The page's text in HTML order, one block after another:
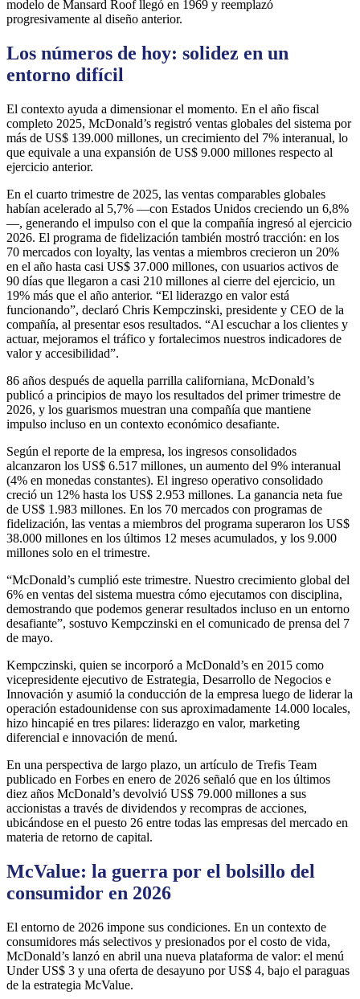
modelo de Mansard Roof llegó en 1969 y reemplazó
progresivamente al diseño anterior.
Los números de hoy: solidez en un
entorno difícil
El contexto ayuda a dimensionar el momento. En el año fiscal
completo 2025, McDonald’s registró ventas globales del sistema por
más de US$ 139.000 millones, un crecimiento del 7% interanual, lo
que equivale a una expansión de US$ 9.000 millones respecto al
ejercicio anterior.
En el cuarto trimestre de 2025, las ventas comparables globales
habían acelerado al 5,7% —con Estados Unidos creciendo un 6,8%
—, generando el impulso con el que la compañía ingresó al ejercicio
2026. El programa de fidelización también mostró tracción: en los
70 mercados con loyalty, las ventas a miembros crecieron un 20%
en el año hasta casi US$ 37.000 millones, con usuarios activos de
90 días que llegaron a casi 210 millones al cierre del ejercicio, un
19% más que el año anterior. “El liderazgo en valor está
funcionando”, declaró Chris Kempczinski, presidente y CEO de la
compañía, al presentar esos resultados. “Al escuchar a los clientes y
actuar, mejoramos el tráfico y fortalecimos nuestros indicadores de
valor y accesibilidad”.
86 años después de aquella parrilla californiana, McDonald’s
publicó a principios de mayo los resultados del primer trimestre de
2026, y los guarismos muestran una compañía que mantiene
impulso incluso en un contexto económico desafiante.
Según el reporte de la empresa, los ingresos consolidados
alcanzaron los US$ 6.517 millones, un aumento del 9% interanual
(4% en monedas constantes). El ingreso operativo consolidado
creció un 12% hasta los US$ 2.953 millones. La ganancia neta fue
de US$ 1.983 millones. En los 70 mercados con programas de
fidelización, las ventas a miembros del programa superaron los US$
38.000 millones en los últimos 12 meses acumulados, y los 9.000
millones solo en el trimestre.
“McDonald’s cumplió este trimestre. Nuestro crecimiento global del
6% en ventas del sistema muestra cómo ejecutamos con disciplina,
demostrando que podemos generar resultados incluso en un entorno
desafiante”, sostuvo Kempczinski en el comunicado de prensa del 7
de mayo.
Kempczinski, quien se incorporó a McDonald’s en 2015 como
vicepresidente ejecutivo de Estrategia, Desarrollo de Negocios e
Innovación y asumió la conducción de la empresa luego de liderar la
operación estadounidense con sus aproximadamente 14.000 locales,
hizo hincapié en tres pilares: liderazgo en valor, marketing
diferencial e innovación de menú.
En una perspectiva de largo plazo, un artículo de Trefis Team
publicado en Forbes en enero de 2026 señaló que en los últimos
diez años McDonald’s devolvió US$ 79.000 millones a sus
accionistas a través de dividendos y recompras de acciones,
ubicándose en el puesto 26 entre todas las empresas del mercado en
materia de retorno de capital.
McValue: la guerra por el bolsillo del
consumidor en 2026
El entorno de 2026 impone sus condiciones. En un contexto de
consumidores más selectivos y presionados por el costo de vida,
McDonald’s lanzó en abril una nueva plataforma de valor: el menú
Under US$ 3 y una oferta de desayuno por US$ 4, bajo el paraguas
de la estrategia McValue.